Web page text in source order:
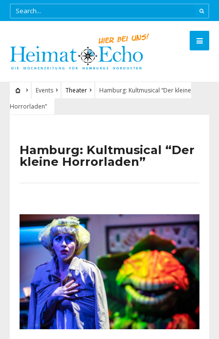
Events Theater
Hamburg: Kultmusical “Der kleine
Horrorladen”
Hamburg: Kultmusical “Der
kleine Horrorladen”